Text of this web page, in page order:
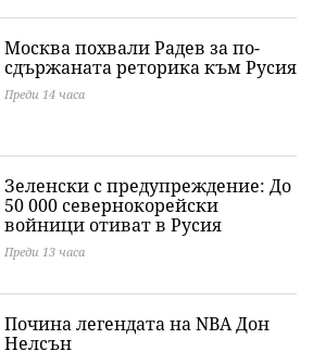
Москва похвали Радев за по-
сдържаната реторика към Русия
Преди 14 часа
Зеленски с предупреждение: До
50 000 севернокорейски
войници отиват в Русия
Преди 13 часа
Почина легендата на NBA Дон
Нелсън